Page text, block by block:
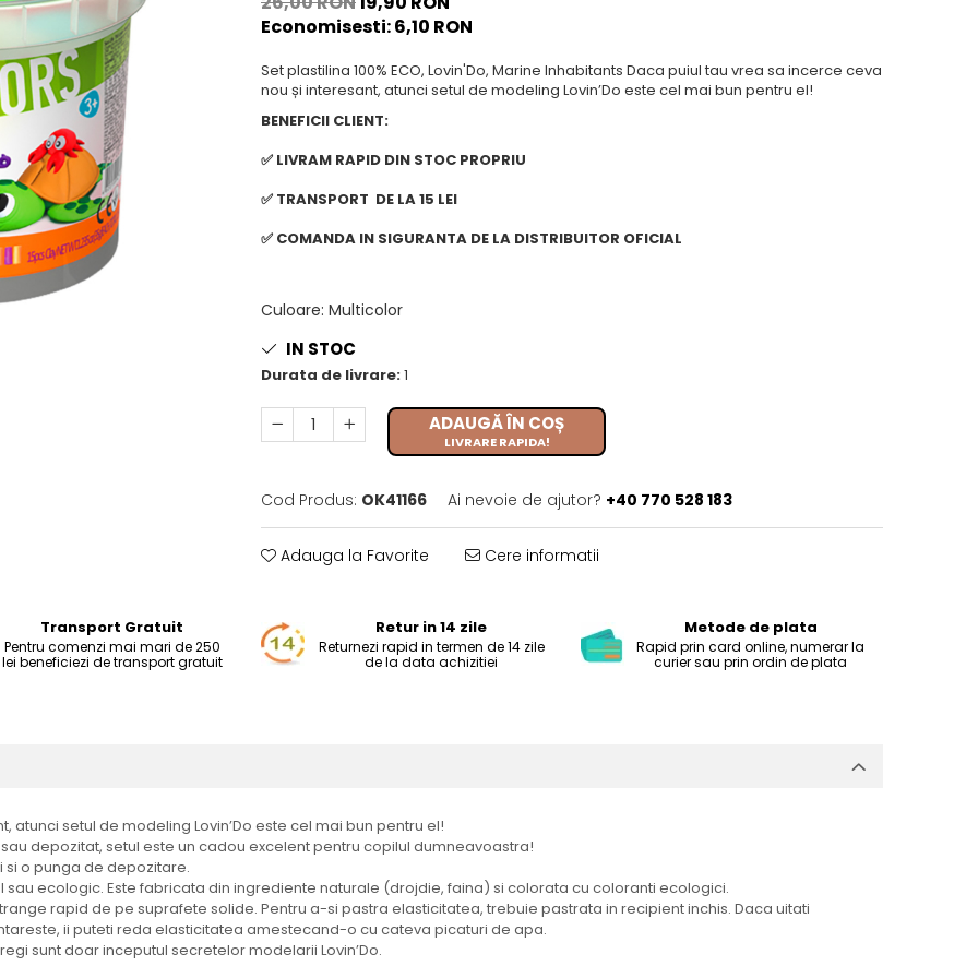
Economisesti:6,10 RON
Set plastilina 100% ECO, Lovin'Do, Marine Inhabitants Daca puiul tau vrea sa incerce ceva
nou și interesant, atunci setul de modeling Lovin’Do este cel mai bun pentru el!
BENEFICII CLIENT:
✅ LIVRAM RAPID DIN STOC PROPRIU
✅ TRANSPORT DE LA 15 LEI
✅ COMANDA IN SIGURANTA DE LA DISTRIBUITOR OFICIAL
Culoare: Multicolor
IN STOC
Durata de livrare:1
ADAUGĂ ÎN COȘ
LIVRARE RAPIDA!
Cod Produs: OK41166 Ai nevoie de ajutor? +40 770 528 183
Adauga la Favorite Cere informatii
Transport Gratuit
Pentru comenzi mai mari de 250
lei beneficiezi de transport gratuit
Retur in 14 zile
Returnezi rapid in termen de 14 zile
de la data achizitiei
Metode de plata
Rapid prin card online, numerar la
curier sau prin ordin de plata
setul de modeling Lovin’Do este cel mai bun pentru el!
depozitat, setul este un cadou excelent pentru copilul dumneavoastra!
si o punga de depozitare.
sau ecologic. Este fabricata din ingrediente naturale (drojdie, faina) si colorata cu coloranti ecologici.
rapid de pe suprafete solide. Pentru a-si pastra elasticitatea, trebuie pastrata in recipient inchis. Daca uitati
ii puteti reda elasticitatea amestecand-o cu cateva picaturi de apa.
sunt doar inceputul secretelor modelarii Lovin’Do.